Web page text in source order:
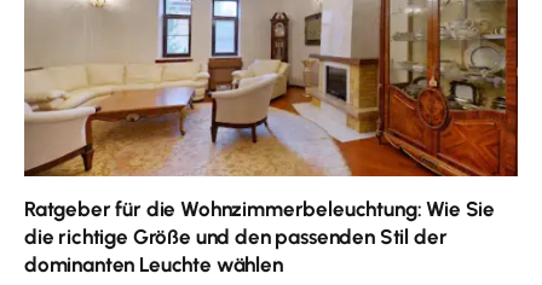
Ratgeber für die Wohnzimmerbeleuchtung: Wie Sie
die richtige Größe und den passenden Stil der
dominanten Leuchte wählen